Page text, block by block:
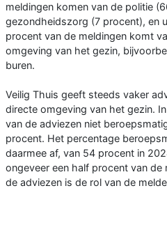
meldingen komen van de politie
gezondheidszorg (7 procent), en
procent van de meldingen komt
omgeving van het gezin,
buren.
Veilig Thuis geeft steeds vaker
directe omgeving van het gezin.
van de adviezen niet
procent. Het percentage
daarmee af, van 54 procent in
ongeveer een half procent van de
de adviezen is de rol van de